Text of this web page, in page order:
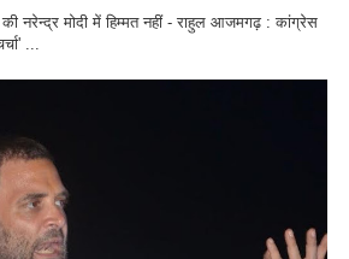
नरेन्द्र मोदी में हिम्मत नहीं - राहुल आजमगढ़ : कांग्रेस
...